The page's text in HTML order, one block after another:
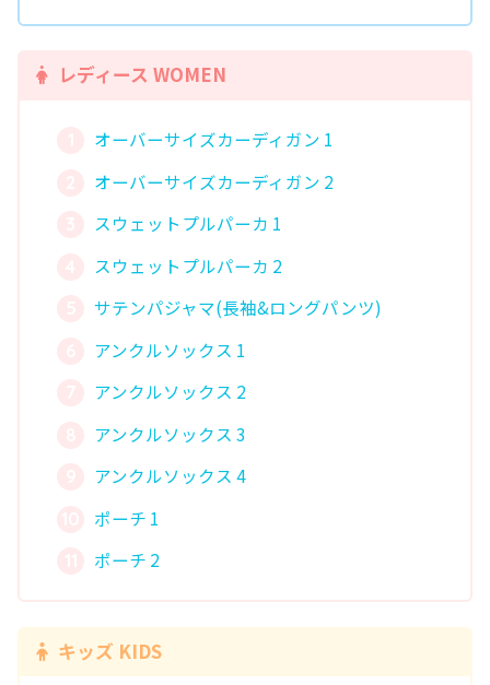
レディース WOMEN
オーバーサイズカーディガン 1
オーバーサイズカーディガン 2
スウェットプルパーカ 1
スウェットプルパーカ 2
サテンパジャマ(長袖&ロングパンツ)
アンクルソックス 1
アンクルソックス 2
アンクルソックス 3
アンクルソックス 4
ポーチ 1
ポーチ 2
キッズ KIDS